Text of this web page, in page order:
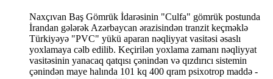
Naxçıvan Baş Gömrük İdarəsinin "Culfa" gömrük postunda
İrandan gələrək Azərbaycan ərazisindən tranzit keçməklə
Türkiyəyə "PVC" yükü aparan nəqliyyat vasitəsi əsaslı
yoxlamaya cəlb edilib. Keçirilən yoxlama zamanı nəqliyyat
vasitəsinin yanacaq qatqısı çənindən və qızdırıcı sistemin
çənindən maye halında 101 kq 400 qram psixotrop maddə -